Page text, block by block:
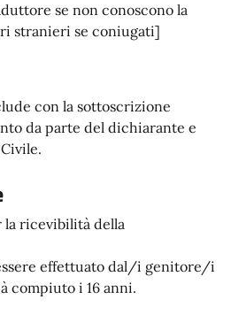
se non conoscono la
stranieri se coniugati]
con la sottoscrizione
da parte del dichiarante e
la ricevibilità della
effettuato dal/i genitore/i
compiuto i 16 anni.